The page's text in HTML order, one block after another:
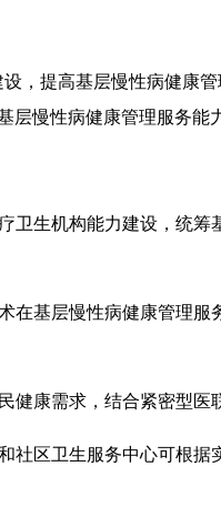
提高基层慢性病健康管
层慢性病健康管理服务能
生机构能力建设，统筹
基层慢性病健康管理服
康需求，结合紧密型医
区卫生服务中心可根据